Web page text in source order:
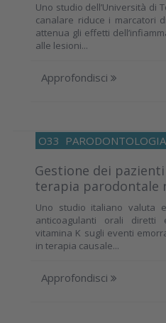
Uno studio dell’Università di
canalare riduce i marcatori
attenua gli effetti
alle lesioni...
Approfondisci
O33 PARODONTOLOGIA
Gestione dei
terapia parodontale
Uno studio italiano valuta
anticoagulanti orali diretti
vitamina K sugli eventi
in terapia causale...
Approfondisci